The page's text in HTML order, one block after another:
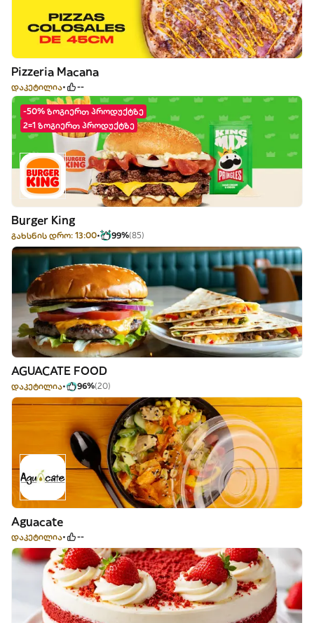
Pizzeria Macana
დაკეტილია --
-50% ზოგიერთ პროდუქტზე
2=1 ზოგიერთ პროდუქტზე
Burger King
გახსნის დრო: 13:00 99%(85)
AGUACATE FOOD
დაკეტილია 96%(20)
Aguacate
დაკეტილია --